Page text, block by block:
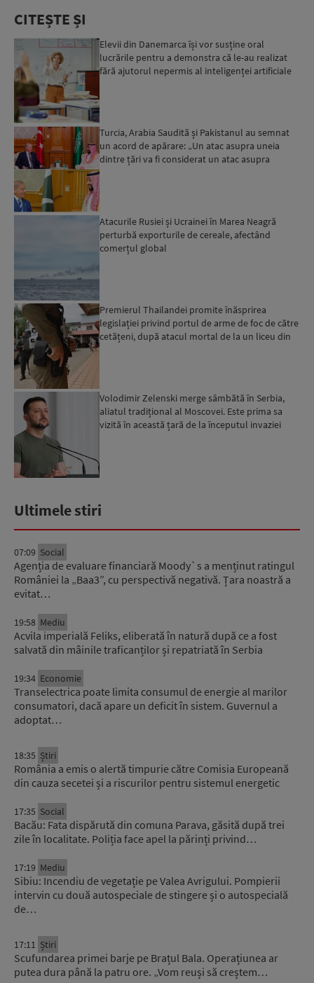
CITEȘTE ȘI
Elevii din Danemarca își vor susține oral
lucrările pentru a demonstra că le-au realizat
fără ajutorul nepermis al inteligenței artificiale
Turcia, Arabia Saudită și Pakistanul au semnat
un acord de apărare: „Un atac asupra uneia
dintre țări va fi considerat un atac asupra
Atacurile Rusiei și Ucrainei în Marea Neagră
perturbă exporturile de cereale, afectând
comerțul global
Premierul Thailandei promite înăsprirea
legislației privind portul de arme de foc de către
cetățeni, după atacul mortal de la un liceu din
Volodimir Zelenski merge sâmbătă în Serbia,
aliatul tradițional al Moscovei. Este prima sa
vizită în această țară de la începutul invaziei
Ultimele stiri
07:09 Social
Agenția de evaluare financiară Moody`s a menținut ratingul
României la „Baa3”, cu perspectivă negativă. Țara noastră a
evitat…
19:58 Mediu
Acvila imperială Feliks, eliberată în natură după ce a fost
salvată din mâinile traficanților și repatriată în Serbia
19:34 Economie
Transelectrica poate limita consumul de energie al marilor
consumatori, dacă apare un deficit în sistem. Guvernul a
adoptat…
18:35 Știri
România a emis o alertă timpurie către Comisia Europeană
din cauza secetei și a riscurilor pentru sistemul energetic
17:35 Social
Bacău: Fata dispărută din comuna Parava, găsită după trei
zile în localitate. Poliția face apel la părinți privind…
17:19 Mediu
Sibiu: Incendiu de vegetație pe Valea Avrigului. Pompierii
intervin cu două autospeciale de stingere și o autospecială
de…
17:11 Știri
Scufundarea primei barje pe Brațul Bala. Operațiunea ar
putea dura până la patru ore. „Vom reuși să creștem…